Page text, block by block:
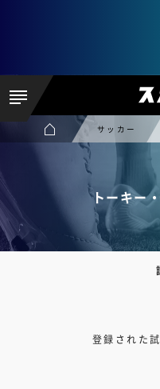
サッカー
トーキー
登録された